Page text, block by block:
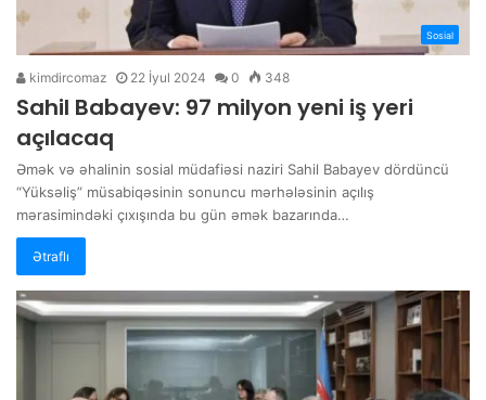
Sosial
kimdircomaz 22 İyul 2024 0 348
Sahil Babayev: 97 milyon yeni iş yeri
açılacaq
Əmək və əhalinin sosial müdafiəsi naziri Sahil Babayev dördüncü
“Yüksəliş” müsabiqəsinin sonuncu mərhələsinin açılış
mərasimindəki çıxışında bu gün əmək bazarında…
Ətraflı